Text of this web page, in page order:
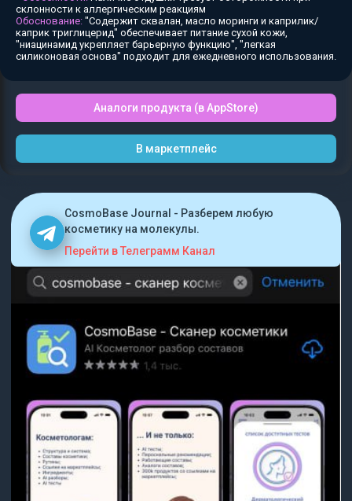
склонности к аллергическим реакциям
Обоснование: "Содержит сквалан, масло моринги и каприлик/
каприк триглицерид" обеспечивает питание сухой кожи,
"ниацинамид укрепляет барьерную функцию", "легкая
силиконовая основа" подходит для ежедневного использования.
Аналоги продукта (в AppStore)
В маркетплейс
CosmoBase Journal - Разберем любую
косметику на молекулы.
Перейти в Телеграмм Канал